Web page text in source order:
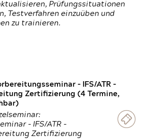
Prüfungssituationen
Testverfahren einzuüben und
zu trainieren.
- IFS/ATR -
Zertifizierung (4 Termine,
- IFS/ATR -
Zertifizierung